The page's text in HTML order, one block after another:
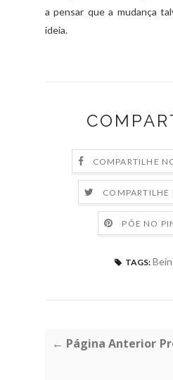
a pensar que a mudança
ideia.
COMPARTILHE
COMPARTILHE
PÕE NO
TAGS:
← Página Anterior